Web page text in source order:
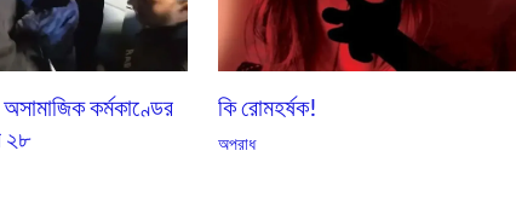
অসামাজিক কর্মকাণ্ডের
২৮
কি রোমহর্ষক!
অপরাধ